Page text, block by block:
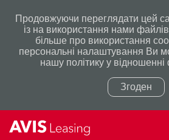
Продовжуючи переглядати цей
із на використання нами
більше про використання
персональні налаштування Ви
нашу політику у
Згоден